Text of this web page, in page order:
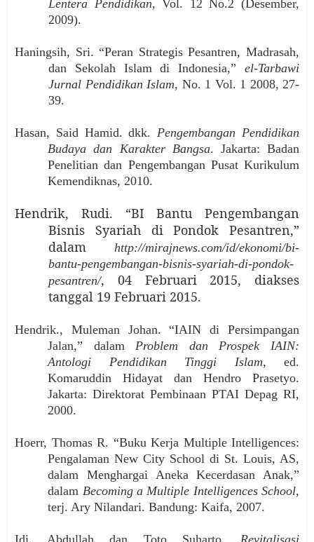
Lentera Pendidikan, Vol. 12 No.2 (Desember,
2009).
Haningsih, Sri. “Peran Strategis Pesantren, Madrasah,
dan Sekolah Islam di Indonesia,” el-Tarbawi
Jurnal Pendidikan Islam, No. 1 Vol. 1 2008, 27-
39.
Hasan, Said Hamid. dkk. Pengembangan Pendidikan
Budaya dan Karakter Bangsa. Jakarta: Badan
Penelitian dan Pengembangan Pusat Kurikulum
Kemendiknas, 2010.
Hendrik, Rudi. “BI Bantu Pengembangan
Bisnis Syariah di Pondok Pesantren,”
dalam
http://mirajnews.com/id/ekonomi/bi-
bantu-pengembangan-bisnis-syariah-di-pondok-
pesantren/, 04 Februari 2015, diakses
tanggal 19 Februari 2015.
Hendrik., Muleman Johan. “IAIN di Persimpangan
Jalan,” dalam Problem dan Prospek IAIN:
Antologi Pendidikan Tinggi Islam, ed.
Komaruddin Hidayat dan Hendro Prasetyo.
Jakarta: Direktorat Pembinaan PTAI Depag RI,
2000.
Hoerr, Thomas R. “Buku Kerja Multiple Intelligences:
Pengalaman New City School di St. Louis, AS,
dalam Menghargai Aneka Kecerdasan Anak,”
dalam Becoming a Multiple Intelligences School,
terj. Ary Nilandari. Bandung: Kaifa, 2007.
Idi, Abdullah dan Toto Suharto, Revitalisasi